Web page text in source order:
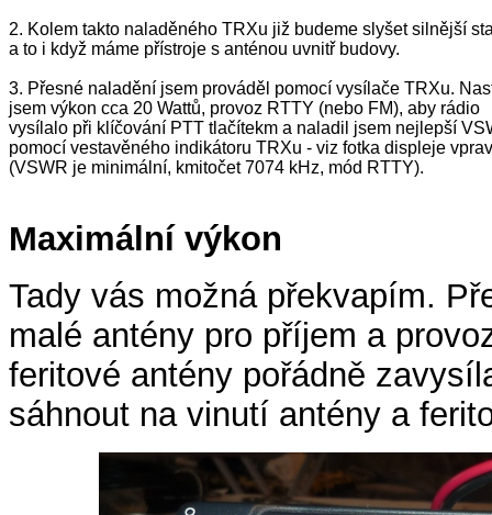
2. Kolem takto naladěného TRXu již budeme slyšet silnější
a to i když máme přístroje s anténou uvnitř budovy.
3. Přesné naladění jsem prováděl pomocí vysílače TRXu.
jsem výkon cca 20 Wattů, provoz RTTY (nebo FM), aby rádio
vysílalo při klíčování PTT tlačítekm a naladil jsem nejlepší
pomocí vestavěného indikátoru TRXu - viz fotka displeje
(VSWR je minimální, kmitočet 7074 kHz, mód RTTY).
Maximální výkon
Tady vás možná překvapím.
malé antény pro příjem a
feritové antény pořádně
sáhnout na vinutí antény a